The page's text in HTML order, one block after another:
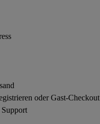
oder Gast-Checkout